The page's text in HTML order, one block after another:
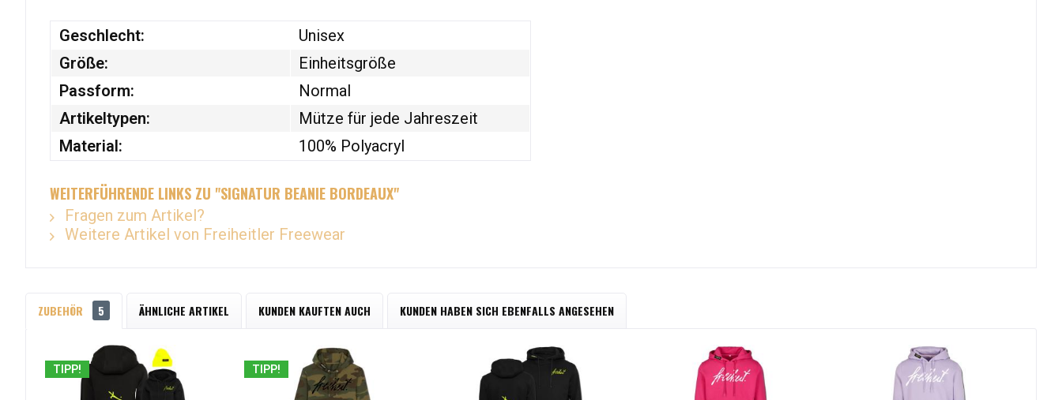
Geschlecht:
Unisex
Größe:
Einheitsgröße
Passform:
Normal
Artikeltypen:
Mütze für jede Jahreszeit
Material:
100% Polyacryl
WEITERFÜHRENDE LINKS ZU "SIGNATUR BEANIE BORDEAUX"
Fragen zum Artikel?
Weitere Artikel von Freiheitler Freewear
ZUBEHÖR 5 ÄHNLICHE ARTIKEL KUNDEN KAUFTEN AUCH KUNDEN HABEN SICH EBENFALLS ANGESEHEN
TIPP! TIPP!